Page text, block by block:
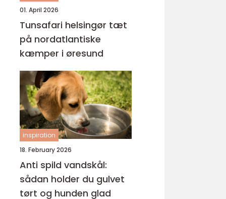
01. April 2026
Tunsafari helsingør tæt
på nordatlantiske
kæmper i øresund
inspiration
18. February 2026
Anti spild vandskål:
sådan holder du gulvet
tørt og hunden glad